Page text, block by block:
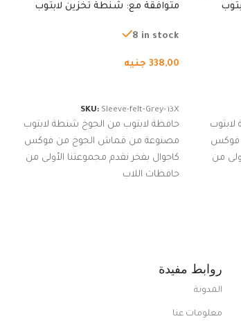
فوكس
من
متوافقة مع: شنطة تخزين لابتوب
من الجوخ لجهاز نوت بوك والتابلت،
8 in stock
338,00 جنيه
SKU: Sleeve-felt-Grey-13X
حافظة لابتوب من الجوخ شنطة لابتوب
مصنوعة من قماش الجوخ من فوكس
كاجوال بفخر نقدم مجموعتنا الأولى من
حافظات اللاب
روابط مفيدة
المدونة
معلومات عنا